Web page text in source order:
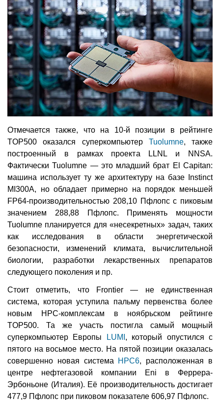
Отмечается также, что на 10-й позиции в рейтинге
TOP500 оказался суперкомпьютер Tuolumne, также
построенный в рамках проекта LLNL и NNSA.
Фактически Tuolumne — это младший брат El Capitan:
машина использует ту же архитектуру на базе Instinct
MI300A, но обладает примерно на порядок меньшей
FP64-производительностью 208,10 Пфлопс с пиковым
значением 288,88 Пфлопс. Применять мощности
Tuolumne планируется для «несекретных» задач, таких
как исследования в области энергетической
безопасности, изменений климата, вычислительной
биологии, разработки лекарственных препаратов
следующего поколения и пр.
Стоит отметить, что Frontier — не единственная
система, которая уступила пальму первенства более
новым НРС-комплексам в ноябрьском рейтинге
TOP500. Та же участь постигла самый мощный
суперкомпьютер Европы
LUMI , который опустился с
пятого на восьмое место. На пятой позиции оказалась
совершенно новая система HPC6, расположенная в
центре нефтегазовой компании Eni в Феррера-
Эрбоньоне (Италия). Её производительность достигает
477,9 Пфлопс при пиковом показателе 606,97 Пфлопс.